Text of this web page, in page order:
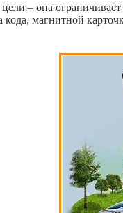
– она
магнитной